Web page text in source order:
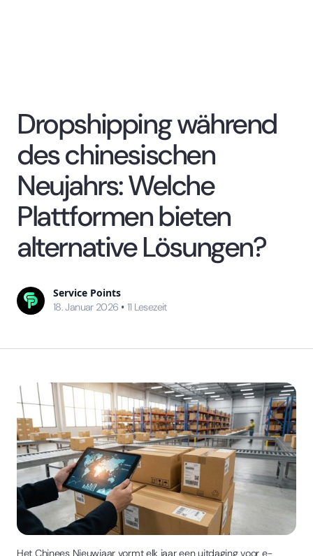
Dropshipping während
des chinesischen
Neujahrs: Welche
Plattformen bieten
alternative Lösungen?
Service Points
18. Januar 2026 • 11 Lesezeit